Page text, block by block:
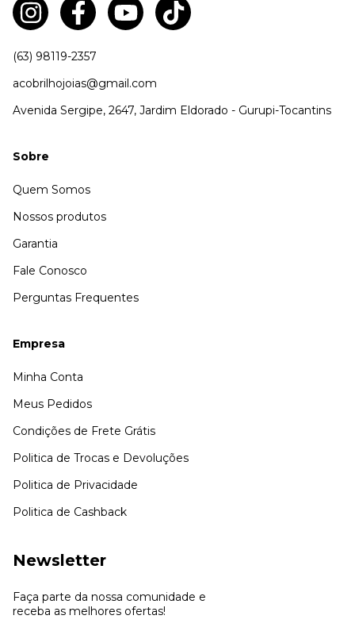
(63) 98119-2357
acobrilhojoias@gmail.com
Avenida Sergipe, 2647, Jardim Eldorado - Gurupi-Tocantins
Sobre
Quem Somos
Nossos produtos
Garantia
Fale Conosco
Perguntas Frequentes
Empresa
Minha Conta
Meus Pedidos
Condições de Frete Grátis
Politica de Trocas e Devoluções
Politica de Privacidade
Politica de Cashback
Newsletter
Faça parte da nossa comunidade e
receba as melhores ofertas!